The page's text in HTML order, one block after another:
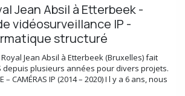
Jean Absil à Etterbeek -
vidéosurveillance IP -
structuré
Jean Absil à Etterbeek (Bruxelles) fait
depuis plusieurs années pour divers projets.
– CAMÉRAS IP (2014 – 2020) I l y a 6 ans, nous